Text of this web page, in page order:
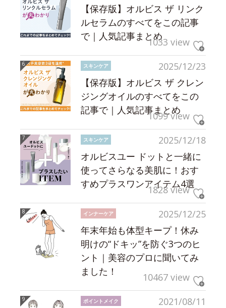
【保存版】オルビス ザ リンク
ルセラムのすべてをこの記事
で｜人気記事まとめ1033 view
2025/12/23
スキンケア
【保存版】オルビス ザ クレン
ジングオイルのすべてをこの
記事で｜人気記事まとめ
1099 view
2025/12/18
スキンケア
オルビスユー ドットと一緒に
使ってさらなる美肌に！おす
すめプラスワンアイテム4選
1828 view
2025/12/25
インナーケア
年末年始も体型キープ！休み
明けの“ドキッ”を防ぐ3つのヒ
ント｜美容のプロに聞いてみ
ました！
10467 view
2021/08/11
ポイントメイク